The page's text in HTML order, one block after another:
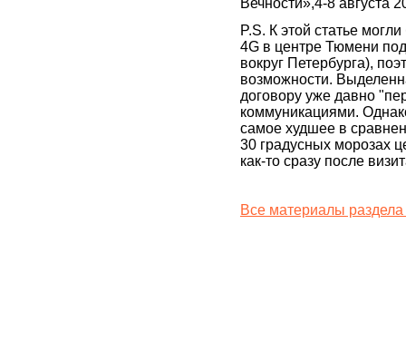
Вечности»,4-8 августа
P.S. К этой статье
4G в центре Тюмени
вокруг Петербурга),
возможности.
договору уже давно
коммуникациями.
самое худшее в
30 градусных морозах
как-то сразу после
Все материалы